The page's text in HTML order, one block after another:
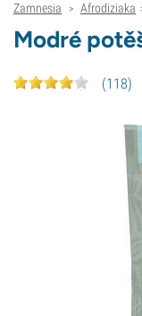
Zamnesia > Afrodiziaka
Modré
(118)